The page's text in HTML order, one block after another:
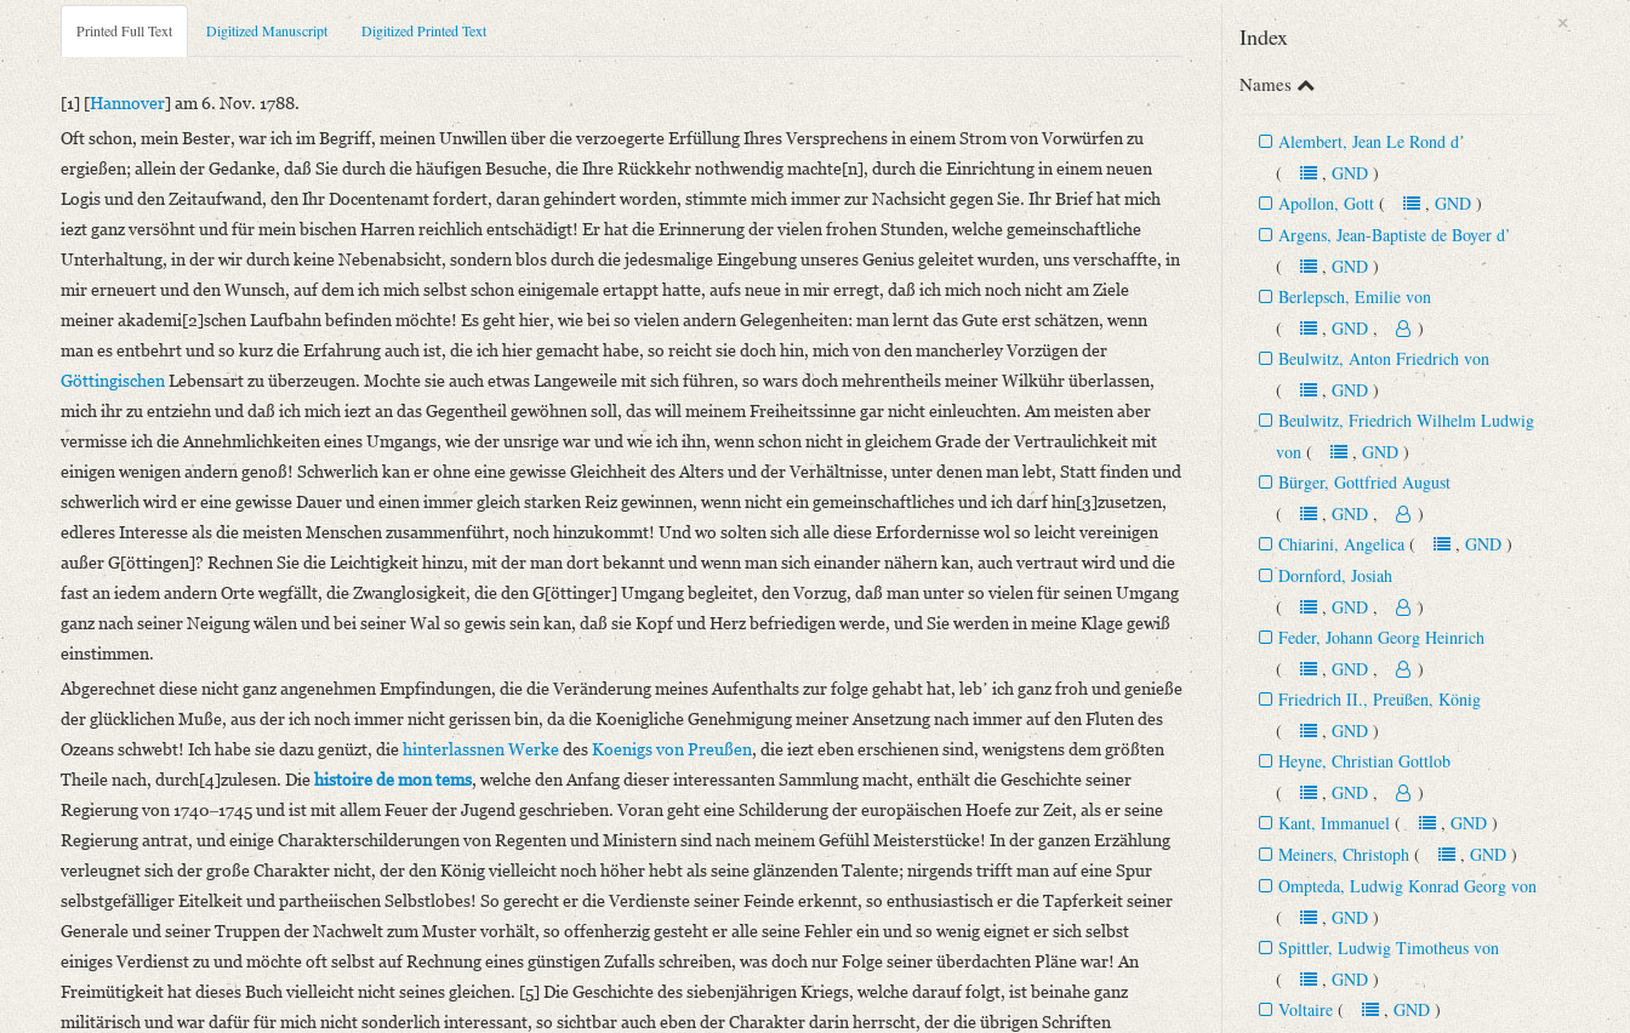
Metadata Concerning Header
Sender: Karl Friedrich Alexander von Arnswaldt
Recipient: August Wilhelm von Schlegel
Place of Dispatch: Hannover
Place of Destination: Göttingen GND
Date: 06.11.1788
Notations: Empfangsort erschlossen. Satzfehler korrigiert.
Printed Text
Bibliography: Fiebiger, Otto: Briefe an August Wilhelm Schlegel. In: Die Grenzboten 73 (1914), S. 490‒494.
Incipit: „[1] [Hannover] am 6. Nov. 1788.
Oft schon, mein Bester, war ich im Begriff, meinen Unwillen über die verzoegerte Erfüllung Ihres [...]“
Manuscript
Provider: Dresden, Sächsische Landesbibliothek - Staats- und Universitätsbibliothek
OAI Id: DE-611-38970
Classification Number: Mscr.Dresd.e.90,XIX,Bd.1,Nr.18
Number of Pages: 8 S. auf Doppelbl., hs. m. U.
Format: 23,3 x 18,7 cm
Language
German
Printed Full Text Digitized Manuscript Digitized Printed Text
[1] [Hannover] am 6. Nov. 1788.
Oft schon, mein Bester, war ich im Begriff, meinen Unwillen über die verzoegerte Erfüllung Ihres Versprechens in einem Strom von Vorwürfen zu
ergießen; allein der Gedanke, daß Sie durch die häufigen Besuche, die Ihre Rückkehr nothwendig machte[n], durch die Einrichtung in einem neuen
Logis und den Zeitaufwand, den Ihr Docentenamt fordert, daran gehindert worden, stimmte mich immer zur Nachsicht gegen Sie. Ihr Brief hat mich
iezt ganz versöhnt und für mein bischen Harren reichlich entschädigt! Er hat die Erinnerung der vielen frohen Stunden, welche gemeinschaftliche
Unterhaltung, in der wir durch keine Nebenabsicht, sondern blos durch die jedesmalige Eingebung unseres Genius geleitet wurden, uns verschaffte, in
mir erneuert und den Wunsch, auf dem ich mich selbst schon einigemale ertappt hatte, aufs neue in mir erregt, daß ich mich noch nicht am Ziele
meiner akademi[2]schen Laufbahn befinden möchte! Es geht hier, wie bei so vielen andern Gelegenheiten: man lernt das Gute erst schätzen, wenn
man es entbehrt und so kurz die Erfahrung auch ist, die ich hier gemacht habe, so reicht sie doch hin, mich von den mancherley Vorzügen der
GöttingischenLebensart zu überzeugen. Mochte sie auch etwas Langeweile mit sich führen, so wars doch mehrentheils meiner Wilkühr überlassen,
mich ihr zu entziehn und daß ich mich iezt an das Gegentheil gewöhnen soll, das will meinem Freiheitssinne gar nicht einleuchten. Am meisten aber
vermisse ich die Annehmlichkeiten eines Umgangs, wie der unsrige war und wie ich ihn, wenn schon nicht in gleichem Grade der Vertraulichkeit mit
einigen wenigen andern genoß! Schwerlich kan er ohne eine gewisse Gleichheit des Alters und der Verhältnisse, unter denen man lebt, Statt finden und
schwerlich wird er eine gewisse Dauer und einen immer gleich starken Reiz gewinnen, wenn nicht ein gemeinschaftliches und ich darf hin[3]zusetzen,
edleres Interesse als die meisten Menschen zusammenführt, noch hinzukommt! Und wo solten sich alle diese Erfordernisse wol so leicht vereinigen
außer G[öttingen]? Rechnen Sie die Leichtigkeit hinzu, mit der man dort bekannt und wenn man sich einander nähern kan, auch vertraut wird und die
fast an iedem andern Orte wegfällt, die Zwanglosigkeit, die den G[öttinger] Umgang begleitet, den Vorzug, daß man unter so vielen für seinen Umgang
ganz nach seiner Neigung wälen und bei seiner Wal so gewis sein kan, daß sie Kopf und Herz befriedigen werde, und Sie werden in meine Klage gewiß
einstimmen.
Abgerechnet diese nicht ganz angenehmen Empfindungen, die die Veränderung meines Aufenthalts zur folge gehabt hat, lebʼ ich ganz froh und genieße
der glücklichen Muße, aus der ich noch immer nicht gerissen bin, da die Koenigliche Genehmigung meiner Ansetzung nach immer auf den Fluten des
Ozeans schwebt! Ich habe sie dazu genüzt, diehinterlassnen WerkedesKoenigs von Preußen, die iezt eben erschienen sind, wenigstens dem größten
Theile nach, durch[4]zulesen. Diehistoire de mon tems, welche den Anfang dieser interessanten Sammlung macht, enthält die Geschichte seiner
Regierung von 1740‒1745 und ist mit allem Feuer der Jugend geschrieben. Voran geht eine Schilderung der europäischen Hoefe zur Zeit, als er seine
Regierung antrat, und einige Charakterschilderungen von Regenten und Ministern sind nach meinem Gefühl Meisterstücke! In der ganzen Erzählung
verleugnet sich der große Charakter nicht, der den König vielleicht noch höher hebt als seine glänzenden Talente; nirgends trifft man auf eine Spur
selbstgefälliger Eitelkeit und partheiischen Selbstlobes! So gerecht er die Verdienste seiner Feinde erkennt, so enthusiastisch er die Tapferkeit seiner
Generale und seiner Truppen der Nachwelt zum Muster vorhält, so offenherzig gesteht er alle seine Fehler ein und so wenig eignet er sich selbst
einiges Verdienst zu und möchte oft selbst auf Rechnung eines günstigen Zufalls schreiben, was doch nur Folge seiner überdachten Pläne war! An
Freimütigkeit hat dieses Buch vielleicht nicht seines gleichen. [5] Die Geschichte des siebenjährigen Kriegs, welche darauf folgt, ist beinahe ganz
militärisch und war dafür für mich nicht sonderlich interessant, so sichtbar auch eben der Charakter darin herrscht, der die übrigen Schriften
×
Index
Names
Alembert, Jean Le Rond dʼ
(, GND)
Apollon, Gott (, GND)
Argens, Jean-Baptiste de Boyer d’
(, GND)
Berlepsch, Emilie von
(, GND, )
Beulwitz, Anton Friedrich von
(, GND)
Beulwitz, Friedrich Wilhelm Ludwig
von (, GND)
Bürger, Gottfried August
(, GND, )
Chiarini, Angelica (, GND)
Dornford, Josiah
(, GND, )
Feder, Johann Georg Heinrich
(, GND, )
Friedrich II., Preußen, König
(, GND)
Heyne, Christian Gottlob
(, GND, )
Kant, Immanuel (, GND)
Meiners, Christoph (, GND)
Ompteda, Ludwig Konrad Georg von
(, GND)
Spittler, Ludwig Timotheus von
(, GND)
Voltaire (, GND)